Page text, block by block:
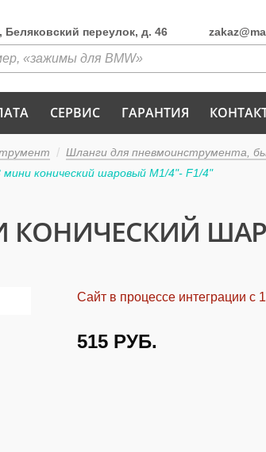
Беляковский переулок, д. 46
СЕРВИС ГАРАНТИЯ
Шланги для пневмоинструмента,
конический шаровый M1/4"- F1/4"
КОНИЧЕСКИЙ
Сайт в процессе интеграции с
515 РУБ.